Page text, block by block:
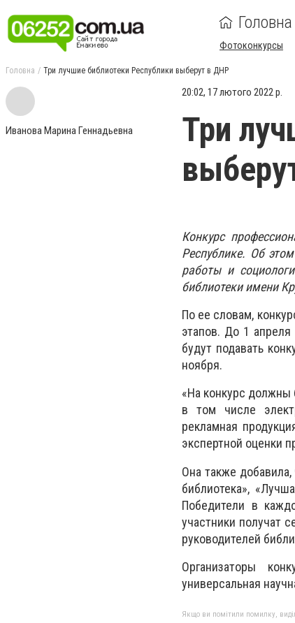
Головна
Фотоконкурсы
Головна Три лучшие библиотеки Республики выберут в ДНР
Иванова Марина Геннадьевна
20:02, 17 лютого 2022 р.
Три
Конкурс
Республике. Об
работы и
библиотеки имени
По ее словам,
этапов. До 1 апреля
будут подавать
ноября.
«На конкурс должны
в том числе
рекламная
экспертной оценки
Она также
библиотека»,
Победители в
участники получат
руководителей
Организаторы
универсальная
Якщо ви помітили помилку,